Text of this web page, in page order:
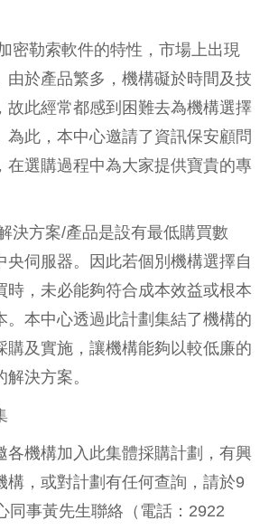
密勒索軟件的特性，市場上出現
由於產品繁多，機構礙於時間及技
故此經常都感到困難去為機構選擇
為此，本中心邀請了資訊保安顧問
在選購過程中為大家提供寶貴的專
決方案/產品是設有最低購買數
央伺服器。因此若個別機構選擇自
時，未必能夠符合成本效益或根本
。本中心透過此計劃集結了機構的
購及實施，讓機構能夠以較低廉的
決方案。
各機構加入此集體採購計劃，有興
構，或對計劃有任何查詢，請於9
同事黃先生聯絡（電話：2922